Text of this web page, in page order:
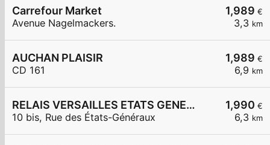
1,989 €
3,3 km
Carrefour Market
Avenue Nagelmackers.
1,989 €
6,9 km
AUCHAN PLAISIR
CD 161
1,990 €
6,3 km
RELAIS VERSAILLES ETATS GENERAUX
10 bis, Rue des États-Généraux